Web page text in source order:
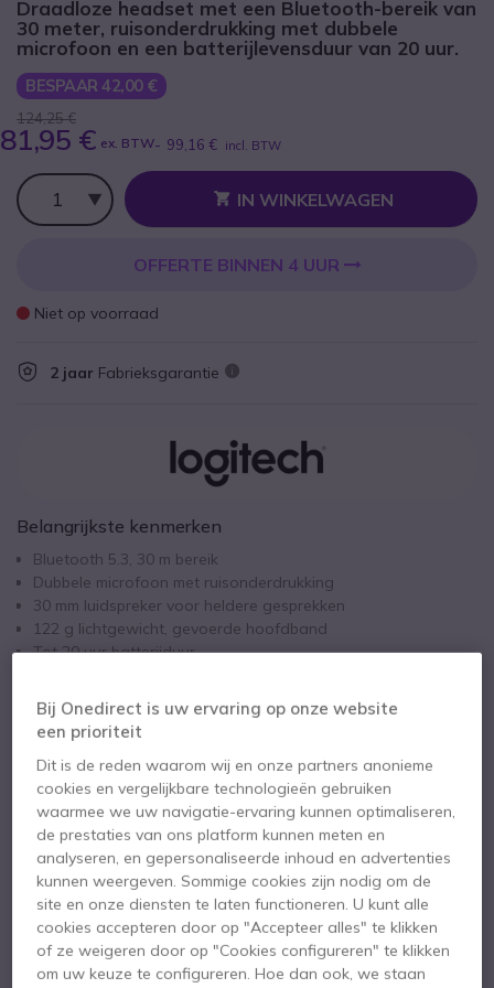
Draadloze headset met een Bluetooth-bereik van
30 meter, ruisonderdrukking met dubbele
microfoon en een batterijlevensduur van 20 uur.
BESPAAR 42,00 €
124,25 €
81,95 € ex. BTW- 99,16 € incl. BTW
Aantal
IN WINKELWAGEN
OFFERTE BINNEN 4 UUR
Niet op voorraad
2 jaar Fabrieksgarantie
Belangrijkste kenmerken
Bluetooth 5.3, 30 m bereik
Dubbele microfoon met ruisonderdrukking
30 mm luidspreker voor heldere gesprekken
122 g lichtgewicht, gevoerde hoofdband
Tot 20 uur batterijduur
Gerecycled materiaal (55%)
Meegeleverd in de doos
USB-C naar USB-A adapter
USB-C naar USB-C oplaadkabel
Reistas
Instructiehandleiding
Bij Onedirect is uw ervaring op onze website
een prioriteit
Dit is de reden waarom wij en onze partners anonieme
cookies en vergelijkbare technologieën gebruiken
waarmee we uw navigatie-ervaring kunnen optimaliseren,
de prestaties van ons platform kunnen meten en
analyseren, en gepersonaliseerde inhoud en advertenties
kunnen weergeven. Sommige cookies zijn nodig om de
site en onze diensten te laten functioneren. U kunt alle
cookies accepteren door op "Accepteer alles" te klikken
of ze weigeren door op "Cookies configureren" te klikken
om uw keuze te configureren. Hoe dan ook, we staan